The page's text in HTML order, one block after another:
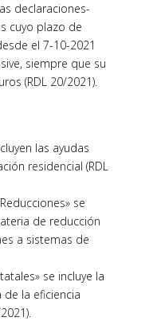
declaraciones-
cuyo plazo de
el 7-10-2021
siempre que su
(RDL 20/2021).
las ayudas
residencial (RDL
se
de reducción
a sistemas de
se incluye la
la eficiencia